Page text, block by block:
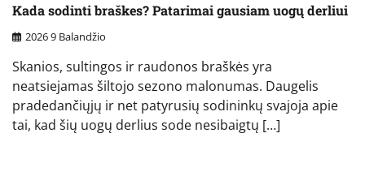
Kada sodinti braškes? Patarimai gausiam uogų derliui
2026 9 Balandžio
Skanios, sultingos ir raudonos braškės yra
neatsiejamas šiltojo sezono malonumas. Daugelis
pradedančiųjų ir net patyrusių sodininkų svajoja apie
tai, kad šių uogų derlius sode nesibaigtų […]